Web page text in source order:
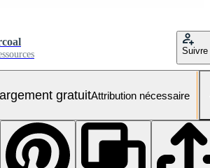
Suivre
gratuitAttribution nécessaire